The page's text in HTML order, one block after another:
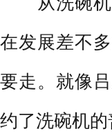
在发展差不
要走。就像
约了洗碗机